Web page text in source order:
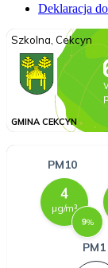
Deklaracja